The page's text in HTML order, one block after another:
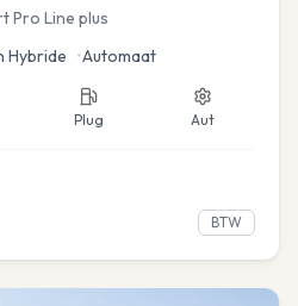
Pro Line plus
Hybride •Automaat
Plug Aut
BTW